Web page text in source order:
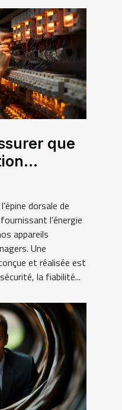
que
bien faite
dorsale de
l’énergie
appareils
Une
et réalisée est
la fiabilité...